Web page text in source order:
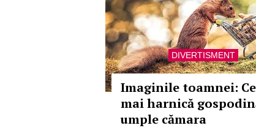
DIVERTISMENT
Imaginile toamnei:
mai harnică
umple cămara